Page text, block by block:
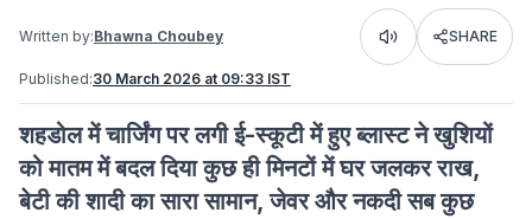
Written by:Bhawna Choubey Listen SHARE
Published:30 March 2026 at 09:33 IST
शहडोल में चार्जिंग पर लगी ई-स्कूटी में हुए ब्लास्ट ने खुशियों
को मातम में बदल दिया कुछ ही मिनटों में घर जलकर राख,
बेटी की शादी का सारा सामान, जेवर और नकदी सब कुछ